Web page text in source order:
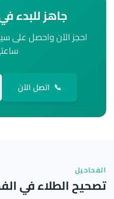
جاهز للبدء
احجز الآن واحصل على
📞 اتصل الآن
الفحاحيل
تصحيح الطلاء في